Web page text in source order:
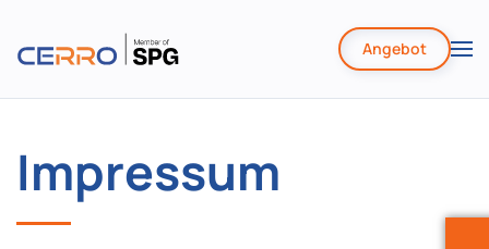
Zum
Angebot
Impressum